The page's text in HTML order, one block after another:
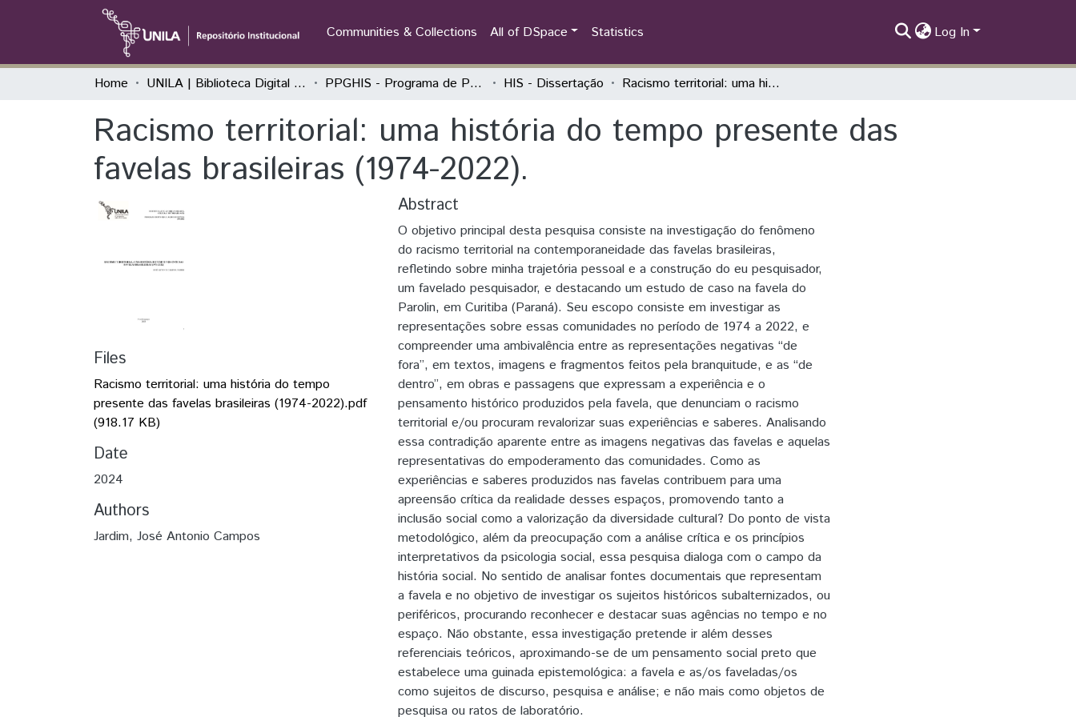
Communities & Collections All of DSpace Statistics Log In
Home UNILA | Biblioteca Digital de Dissertações e Teses PPGHIS - Programa de Pós-Graduação em História HIS - Dissertação Racismo territorial: uma história do tempo presente das favelas brasileiras (1974-2022).
Racismo territorial: uma história do tempo presente das
favelas brasileiras (1974-2022).
Files
Racismo territorial: uma história do tempo
presente das favelas brasileiras (1974-2022).pdf
(918.17 KB)
Date
2024
Authors
Jardim, José Antonio Campos
Abstract
O objetivo principal desta pesquisa consiste na investigação do fenômeno
do racismo territorial na contemporaneidade das favelas brasileiras,
refletindo sobre minha trajetória pessoal e a construção do eu pesquisador,
um favelado pesquisador, e destacando um estudo de caso na favela do
Parolin, em Curitiba (Paraná). Seu escopo consiste em investigar as
representações sobre essas comunidades no período de 1974 a 2022, e
compreender uma ambivalência entre as representações negativas “de
fora”, em textos, imagens e fragmentos feitos pela branquitude, e as “de
dentro”, em obras e passagens que expressam a experiência e o
pensamento histórico produzidos pela favela, que denunciam o racismo
territorial e/ou procuram revalorizar suas experiências e saberes. Analisando
essa contradição aparente entre as imagens negativas das favelas e aquelas
representativas do empoderamento das comunidades. Como as
experiências e saberes produzidos nas favelas contribuem para uma
apreensão crítica da realidade desses espaços, promovendo tanto a
inclusão social como a valorização da diversidade cultural? Do ponto de vista
metodológico, além da preocupação com a análise crítica e os princípios
interpretativos da psicologia social, essa pesquisa dialoga com o campo da
história social. No sentido de analisar fontes documentais que representam
a favela e no objetivo de investigar os sujeitos históricos subalternizados, ou
periféricos, procurando reconhecer e destacar suas agências no tempo e no
espaço. Não obstante, essa investigação pretende ir além desses
referenciais teóricos, aproximando-se de um pensamento social preto que
estabelece uma guinada epistemológica: a favela e as/os faveladas/os
como sujeitos de discurso, pesquisa e análise; e não mais como objetos de
pesquisa ou ratos de laboratório.